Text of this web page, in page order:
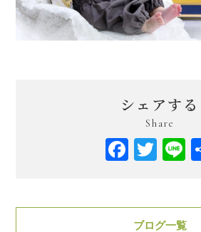
シェアする
Share
ブログ一覧